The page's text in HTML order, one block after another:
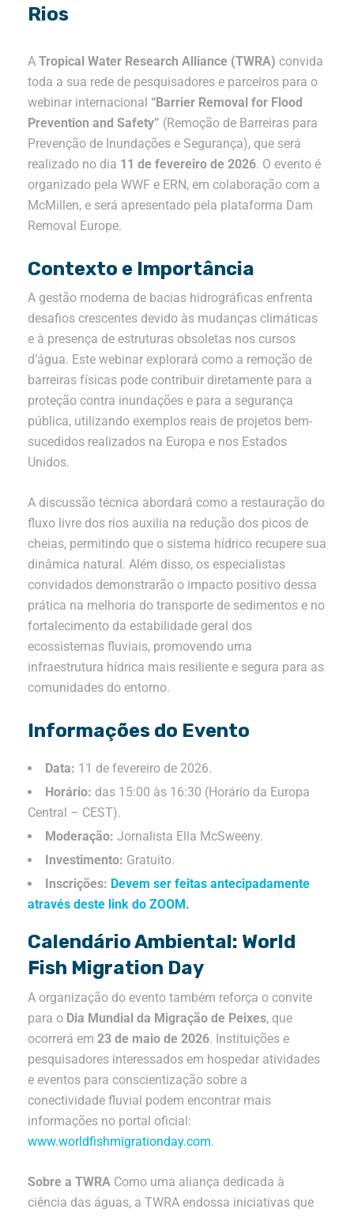
Rios
A Tropical Water Research Alliance (TWRA) convida
toda a sua rede de pesquisadores e parceiros para o
webinar internacional “Barrier Removal for Flood
Prevention and Safety” (Remoção de Barreiras para
Prevenção de Inundações e Segurança), que será
realizado no dia 11 de fevereiro de 2026. O evento é
organizado pela WWF e ERN, em colaboração com a
McMillen, e será apresentado pela plataforma Dam
Removal Europe.
Contexto e Importância
A gestão moderna de bacias hidrográficas enfrenta
desafios crescentes devido às mudanças climáticas
e à presença de estruturas obsoletas nos cursos
d’água. Este webinar explorará como a remoção de
barreiras físicas pode contribuir diretamente para a
proteção contra inundações e para a segurança
pública, utilizando exemplos reais de projetos bem-
sucedidos realizados na Europa e nos Estados
Unidos.
A discussão técnica abordará como a restauração do
fluxo livre dos rios auxilia na redução dos picos de
cheias, permitindo que o sistema hídrico recupere sua
dinâmica natural . Além disso, os especialistas
convidados demonstrarão o impacto positivo dessa
prática na melhoria do transporte de sedimentos e no
fortalecimento da estabilidade geral dos
ecossistemas fluviais, promovendo uma
infraestrutura hídrica mais resiliente e segura para as
comunidades do entorno.
Informações do Evento
Data: 11 de fevereiro de 2026.
Horário: das 15:00 às 16:30 (Horário da Europa
Central – CEST).
Moderação: Jornalista Ella McSweeny.
Investimento: Gratuito.
Inscrições: Devem ser feitas antecipadamente
através deste link do ZOOM.
Calendário Ambiental: World
Fish Migration Day
A organização do evento também reforça o convite
para o Dia Mundial da Migração de Peixes, que
ocorrerá em 23 de maio de 2026. Instituições e
pesquisadores interessados em hospedar atividades
e eventos para conscientização sobre a
conectividade fluvial podem encontrar mais
informações no portal oficial:
www.worldfishmigrationday.com.
Sobre a TWRA Como uma aliança dedicada à
ciência das águas, a TWRA endossa iniciativas que